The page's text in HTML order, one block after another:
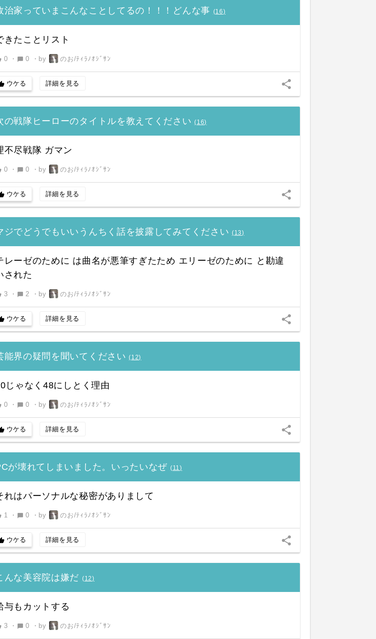
治家っていまこんなことしてるの！！！どんな事 (16)
きたことリスト
0 ・ chat_bubble 0 ・ by のお/ﾃｨﾗﾉｵｼﾞｻﾝ
ウケる 詳細を見る share
の戦隊ヒーローのタイトルを教えてください (16)
不尽戦隊 ガマン
0 ・ chat_bubble 0 ・ by のお/ﾃｨﾗﾉｵｼﾞｻﾝ
ウケる 詳細を見る share
ジでどうでもいいうんちく話を披露してみてください (13)
レーゼのために は曲名が悪筆すぎたため エリーゼのために と勘違
された
3 ・ chat_bubble 2 ・ by のお/ﾃｨﾗﾉｵｼﾞｻﾝ
ウケる 詳細を見る share
能界の疑問を聞いてください (12)
じゃなく48にしとく理由
0 ・ chat_bubble 0 ・ by のお/ﾃｨﾗﾉｵｼﾞｻﾝ
ウケる 詳細を見る share
が壊れてしまいました。いったいなぜ (11)
れはパーソナルな秘密がありまして
1 ・ chat_bubble 0 ・ by のお/ﾃｨﾗﾉｵｼﾞｻﾝ
ウケる 詳細を見る share
んな美容院は嫌だ (12)
与もカットする
3 ・ chat_bubble 0 ・ by のお/ﾃｨﾗﾉｵｼﾞｻﾝ